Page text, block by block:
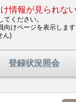
情報が見られな
てください。
けページを表示します
ん)
登録状況照会